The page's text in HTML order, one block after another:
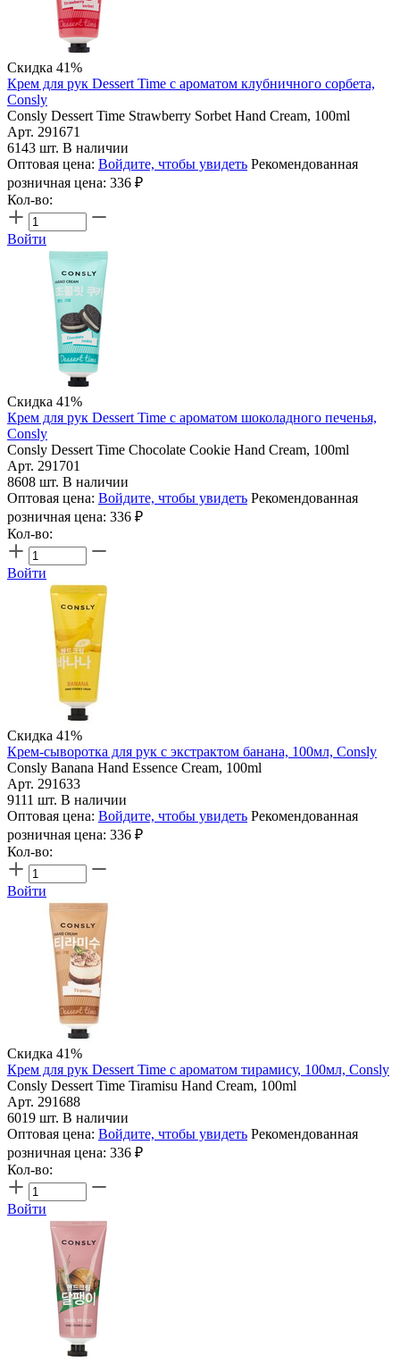
Скидка 41%
Крем для рук Dessert Time с ароматом клубничного сорбета,
Consly
Consly Dessert Time Strawberry Sorbet Hand Cream, 100ml
Арт. 291671
6143 шт. В наличии
Оптовая цена: Войдите, чтобы увидеть Рекомендованная
розничная цена: 336 ₽
Кол-во:
Войти
Скидка 41%
Крем для рук Dessert Time с ароматом шоколадного печенья,
Consly
Consly Dessert Time Chocolate Cookie Hand Cream, 100ml
Арт. 291701
8608 шт. В наличии
Оптовая цена: Войдите, чтобы увидеть Рекомендованная
розничная цена: 336 ₽
Кол-во:
Войти
Скидка 41%
Крем-сыворотка для рук с экстрактом банана, 100мл, Consly
Consly Banana Hand Essence Cream, 100ml
Арт. 291633
9111 шт. В наличии
Оптовая цена: Войдите, чтобы увидеть Рекомендованная
розничная цена: 336 ₽
Кол-во:
Войти
Скидка 41%
Крем для рук Dessert Time с ароматом тирамису, 100мл, Consly
Consly Dessert Time Tiramisu Hand Cream, 100ml
Арт. 291688
6019 шт. В наличии
Оптовая цена: Войдите, чтобы увидеть Рекомендованная
розничная цена: 336 ₽
Кол-во:
Войти